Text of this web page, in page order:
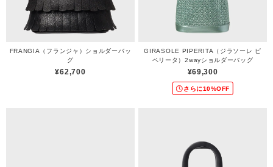
FRANGIA（フランジャ）ショルダーバッ
グ
¥62,700
GIRASOLE PIPERITA（ジラソーレ ピ
ペリータ）2wayショルダーバッグ
¥69,300
さらに10%OFF